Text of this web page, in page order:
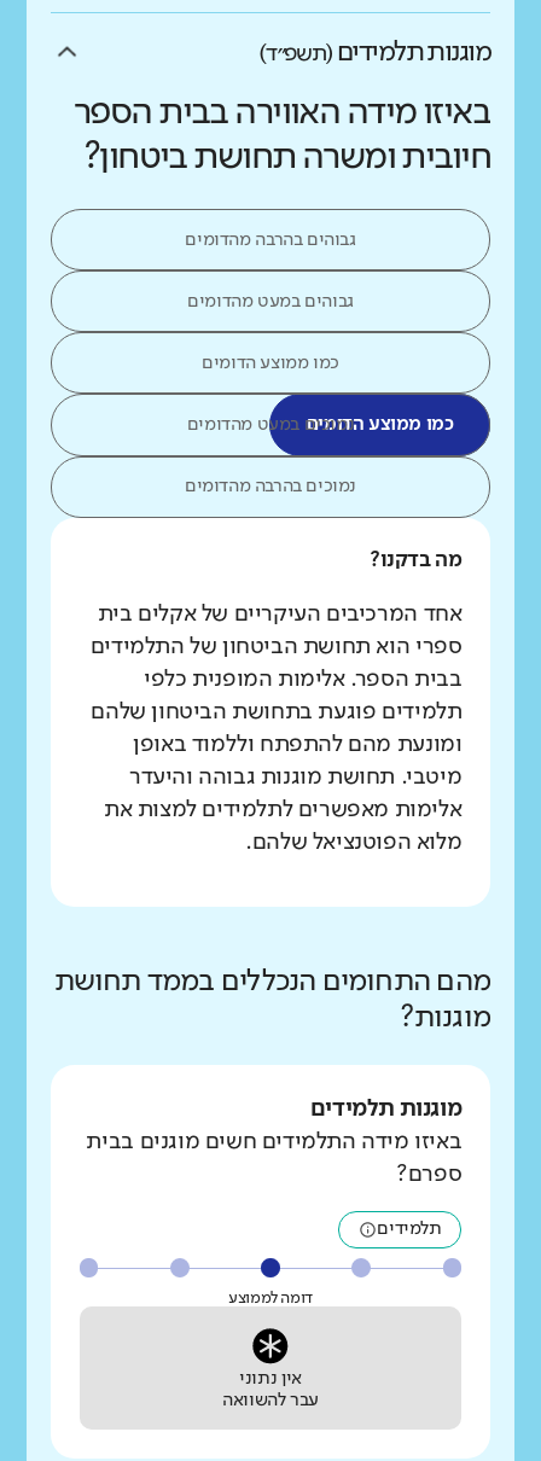
מוגנות תלמידים (תשפ״ד)
באיזו מידה האווירה בבית הספר
חיובית ומשרה תחושת ביטחון?
גבוהים בהרבה מהדומים
גבוהים במעט מהדומים
כמו ממוצע הדומים
כמו ממוצע הדומיםנמוכים במעט מהדומים
נמוכים בהרבה מהדומים
מה בדקנו?
אחד המרכיבים העיקריים של אקלים בית
ספרי הוא תחושת הביטחון של התלמידים
בבית הספר. אלימות המופנית כלפי
תלמידים פוגעת בתחושת הביטחון שלהם
ומונעת מהם להתפתח וללמוד באופן
מיטבי. תחושת מוגנות גבוהה והיעדר
אלימות מאפשרים לתלמידים למצות את
מלוא הפוטנציאל שלהם.
מהם התחומים הנכללים בממד תחושת
מוגנות?
מוגנות תלמידים
באיזו מידה התלמידים חשים מוגנים בבית
ספרם?
תלמידים
דומה לממוצע
אין נתוני
עבר להשוואה